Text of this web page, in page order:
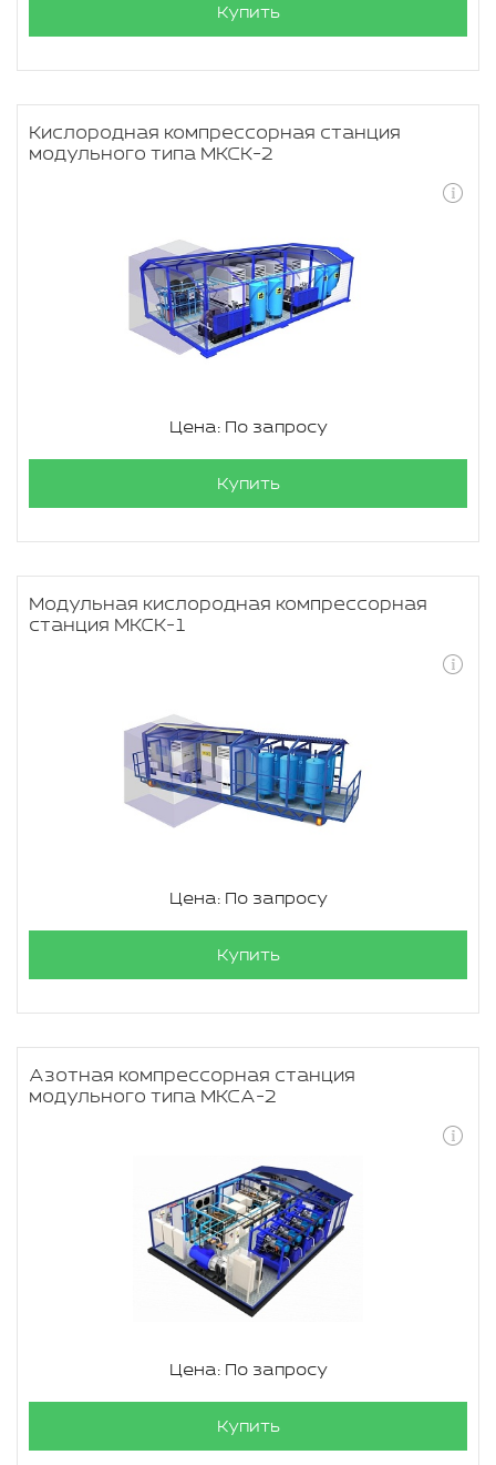
Купить
Кислородная компрессорная станция
модульного типа МКСК-2
Цена: По запросу
Купить
Модульная кислородная компрессорная
станция МКСК-1
Цена: По запросу
Купить
Азотная компрессорная станция
модульного типа МКСА-2
Цена: По запросу
Купить